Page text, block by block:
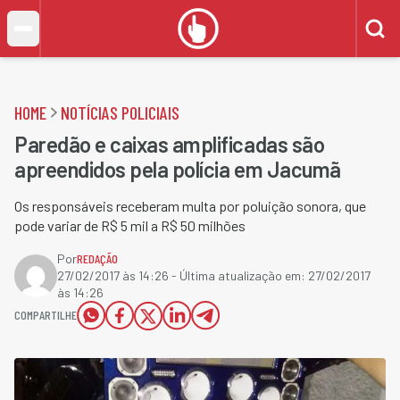
HOME NOTÍCIAS POLICIAIS
Paredão e caixas amplificadas são
apreendidos pela polícia em Jacumã
Os responsáveis receberam multa por poluição sonora, que
pode variar de R$ 5 mil a R$ 50 milhões
PorREDAÇÃO
27/02/2017 às 14:26 - Última atualização em: 27/02/2017
às 14:26
COMPARTILHE